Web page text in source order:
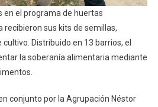
en el programa de huertas
recibieron sus kits de semillas,
Distribuido en 13 barrios, el
la soberanía alimentaria mediante
conjunto por la Agrupación Néstor